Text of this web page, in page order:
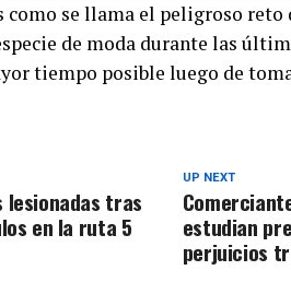
como se llama el peligroso
de moda durante las
tiempo posible luego de
UP NEXT
estudian
perjuicios
lesionadas tras
en la ruta 5